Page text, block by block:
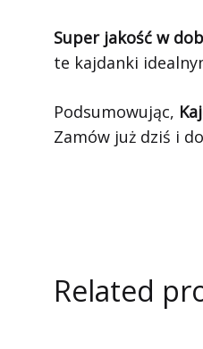
Super jakość w
te kajdanki
Podsumowując,
Zamów już dziś i
Related